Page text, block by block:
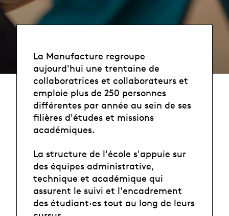
La Manufacture regroupe
aujourd'hui une trentaine de
collaboratrices et collaborateurs et
emploie plus de 250 personnes
différentes par année au sein de ses
filières d'études et missions
académiques.
La structure de l'école s'appuie sur
des équipes administrative,
technique et académique qui
assurent le suivi et l'encadrement
des étudiant·es tout au long de leurs